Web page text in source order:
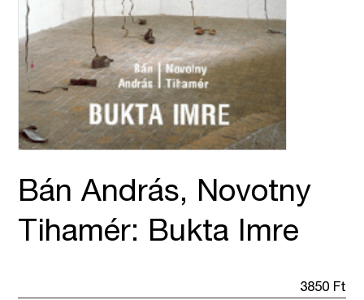
Bán András, Novotny
Tihamér: Bukta Imre
3850 Ft